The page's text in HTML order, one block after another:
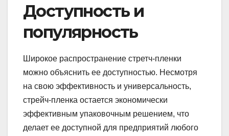
Доступность и
популярность
Широкое распространение стретч-пленки
можно объяснить ее доступностью. Несмотря
на свою эффективность и универсальность,
стрейч-пленка остается экономически
эффективным упаковочным решением, что
делает ее доступной для предприятий любого